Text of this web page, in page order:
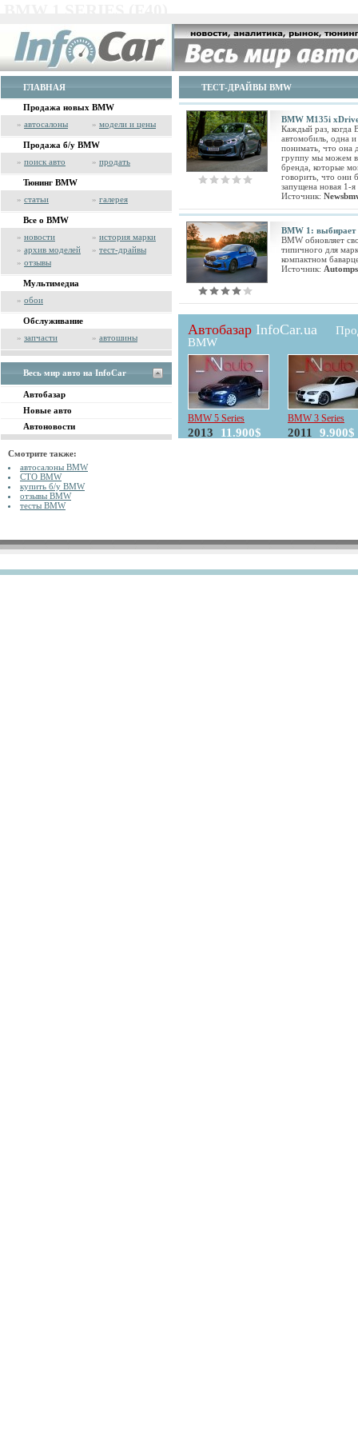
ГЛАВНАЯ
Продажа новых BMW
» автосалоны » модели и цены
Продажа б/у BMW
» поиск авто » продать
Тюнинг BMW
» статьи » галерея
Все о BMW
» новости » история марки
» архив моделей » тест-драйвы
» отзывы
Мультимедиа
» обои
Обслуживание
» запчасти » автошины
Весь мир авто на InfoCar
Автобазар
Новые авто
Автоновости
Смотрите также:
автосалоны BMW
СТО BMW
купить б/у BMW
отзывы BMW
тесты BMW
ТЕСТ-ДРАЙВЫ BMW
BMW M135i
Каждый раз, когда
автомобиль, одна и
понимать, что она
группу мы можем
бренда, которые
говорить, что они
запущена новая 1-я
Источник:
BMW 1: выбирает
BMW обновляет
типичного для
компактном
Источник: Automps
Автобазар InfoCar.ua
BMW
BMW 5 Series
2013 11.900$
BMW 3 Series
2011 9.900$